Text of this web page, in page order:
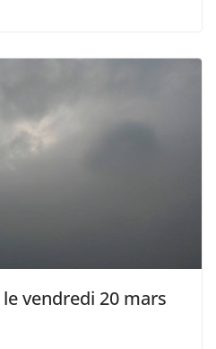
vendredi 20 mars